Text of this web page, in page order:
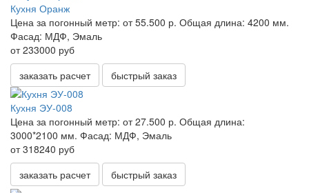
Кухня Оранж
Цена за погонный метр: от 55.500 р. Общая длина: 4200 мм.
Фасад: МДФ, Эмаль
от 233000 руб
заказать расчет
быстрый заказ
Кухня ЭУ-008
Цена за погонный метр: от 27.500 р. Общая длина:
3000*2100 мм. Фасад: МДФ, Эмаль
от 318240 руб
заказать расчет
быстрый заказ